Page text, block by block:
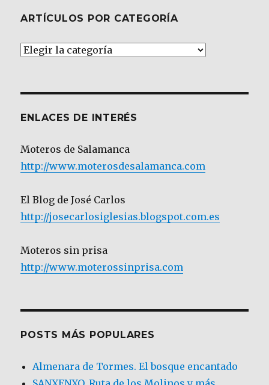
ARTÍCULOS POR CATEGORÍA
Artículos
ENLACES DE INTERÉS
Moteros de Salamanca
http://www.moterosdesalamanca.com
El Blog de José Carlos
http://josecarlosiglesias.blogspot.com.es
Moteros sin prisa
http://www.moterossinprisa.com
POSTS MÁS POPULARES
Almenara de Tormes. El bosque encantado